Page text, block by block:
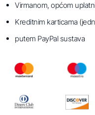
Virmanom, općom
Kreditnim karticama
putem PayPal sustava